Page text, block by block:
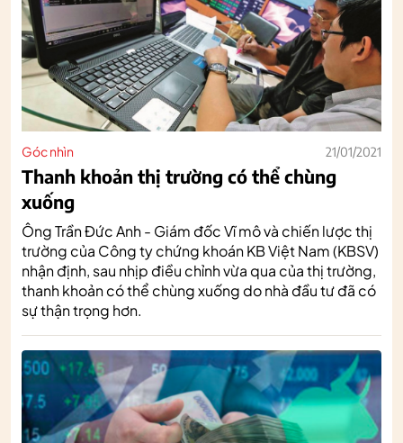
Góc nhìn 21/01/2021
Thanh khoản thị trường có thể chùng
xuống
Ông Trần Đức Anh - Giám đốc Vĩ mô và chiến lược thị
trường của Công ty chứng khoán KB Việt Nam (KBSV)
nhận định, sau nhịp điều chỉnh vừa qua của thị trường,
thanh khoản có thể chùng xuống do nhà đầu tư đã có
sự thận trọng hơn.